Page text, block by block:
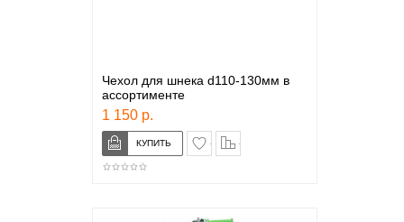
Чехол для шнека d110-130мм в
ассортименте
1 150 р.
в закладки